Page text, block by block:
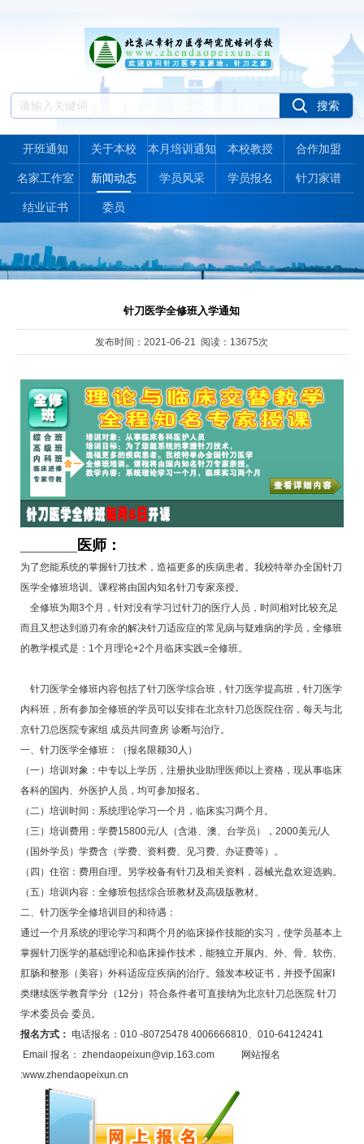
开班通知 关于本校 本月培训通知 本校教授 合作加盟
名家工作室 新闻动态 学员风采 学员报名 针刀家谱
结业证书 委员
针刀医学全修班入学通知
发布时间：2021-06-21 阅读：13675次
_______医师：
为了您能系统的掌握针刀技术，造福更多的疾病患者。我校特举办全国针刀
医学全修班培训。课程将由国内知名针刀专家亲授。
全修班为期3个月，针对没有学习过针刀的医疗人员，时间相对比较充足
而且又想达到游刃有余的解决针刀适应症的常见病与疑难病的学员，全修班
的教学模式是：1个月理论+2个月临床实践=全修班。
针刀医学全修班内容包括了针刀医学综合班，针刀医学提高班，针刀医学
内科班，所有参加全修班的学员可以安排在北京针刀总医院住宿，每天与北
京针刀总医院专家组 成员共同查房 诊断与治疗。
一、针刀医学全修班：（报名限额30人）
（一）培训对象：中专以上学历，注册执业助理医师以上资格，现从事临床
各科的国内、外医护人员，均可参加报名。
（二）培训时间：系统理论学习一个月，临床实习两个月。
（三）培训费用：学费15800元/人（含港、澳、台学员），2000美元/人
（国外学员）学费含（学费、资料费、见习费、办证费等）。
（四）住宿：费用自理。另学校备有针刀及相关资料，器械光盘欢迎选购。
（五）培训内容：全修班包括综合班教材及高级版教材。
二、针刀医学全修培训目的和待遇：
通过一个月系统的理论学习和两个月的临床操作技能的实习，使学员基本上
掌握针刀医学的基础理论和临床操作技术，能独立开展内、外、骨、软伤、
肛肠和整形（美容）外科适应症疾病的治疗。颁发本校证书，并授予国家Ⅰ
类继续医学教育学分（12分）符合条件者可直接纳为北京针刀总医院 针刀
学术委员会 委员。
报名方式： 电话报名：010 -80725478 4006666810、010-64124241
Email 报名： zhendaopeixun@vip.163.com 网站报名
:www.zhendaopeixun.cn